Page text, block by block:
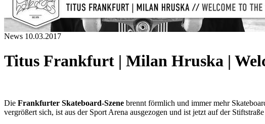
News 10.03.2017
Titus Frankfurt | Milan Hruska |
Die Frankfurter Skateboard-Szene brennt förmlich und immer mehr
vergrößert sich, ist aus der Sport Arena ausgezogen und ist jetzt auf der